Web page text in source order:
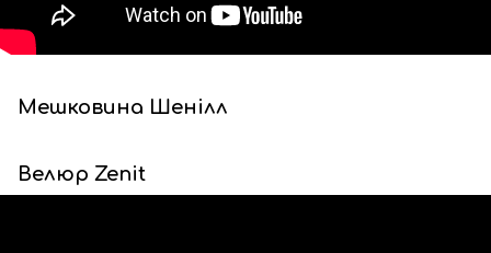
Мешковина Шенілл
Велюр Zenit